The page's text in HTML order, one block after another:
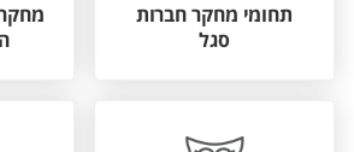
תחומי מחקר חברות
סגל